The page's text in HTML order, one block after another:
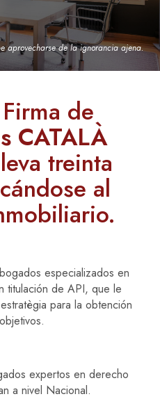
aprovecharse de la ignorancia ajena.
de
CATALÀ
treinta
al
especializados en
titulación de API, que le
para la obtención
expertos en derecho
a nivel Nacional.